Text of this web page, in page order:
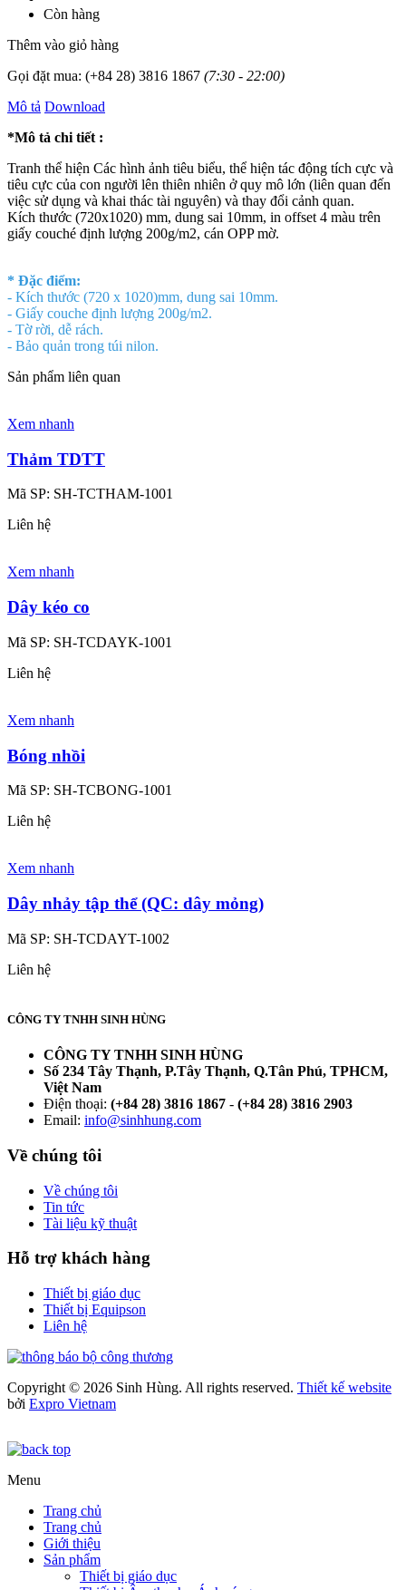
Còn hàng
Thêm vào giỏ hàng
Gọi đặt mua: (+84 28) 3816 1867 (7:30 - 22:00)
Mô tả Download
*Mô tả chi tiết :
Tranh thể hiện Các hình ảnh tiêu biểu, thể hiện tác động tích cực và
tiêu cực của con người lên thiên nhiên ở quy mô lớn (liên quan đến
việc sử dụng và khai thác tài nguyên) và thay đổi cảnh quan.
Kích thước (720x1020) mm, dung sai 10mm, in offset 4 màu trên
giấy couché định lượng 200g/m2, cán OPP mờ.
* Đặc điểm:
- Kích thước (720 x 1020)mm, dung sai 10mm.
- Giấy couche định lượng 200g/m2.
- Tờ rời, dễ rách.
- Bảo quản trong túi nilon.
Sản phẩm liên quan
Xem nhanh
Thảm TDTT
Mã SP: SH-TCTHAM-1001
Liên hệ
Xem nhanh
Dây kéo co
Mã SP: SH-TCDAYK-1001
Liên hệ
Xem nhanh
Bóng nhồi
Mã SP: SH-TCBONG-1001
Liên hệ
Xem nhanh
Dây nhảy tập thể (QC: dây mỏng)
Mã SP: SH-TCDAYT-1002
Liên hệ
CÔNG TY TNHH SINH HÙNG
CÔNG TY TNHH SINH HÙNG
Số 234 Tây Thạnh, P.Tây Thạnh, Q.Tân Phú, TPHCM,
Việt Nam
Điện thoại: (+84 28) 3816 1867 - (+84 28) 3816 2903
Email: info@sinhhung.com
Về chúng tôi
Về chúng tôi
Tin tức
Tài liệu kỹ thuật
Hỗ trợ khách hàng
Thiết bị giáo dục
Thiết bị Equipson
Liên hệ
Copyright © 2026 Sinh Hùng. All rights reserved. Thiết kế website
bởi Expro Vietnam
Menu
Trang chủ
Trang chủ
Giới thiệu
Sản phẩm
Thiết bị giáo dục